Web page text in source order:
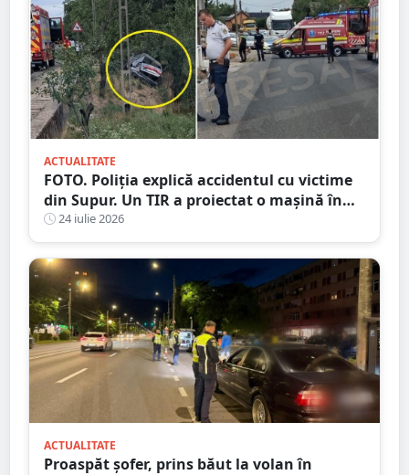
ACTUALITATE
FOTO. Poliția explică accidentul cu victime
din Supur. Un TIR a proiectat o mașină în
șanț24 iulie 2026
ACTUALITATE
Proaspăt șofer, prins băut la volan în